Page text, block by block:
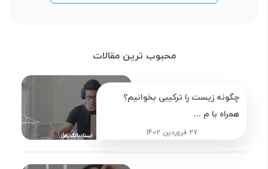
محبوب ترین مقالات
چگونه زیست را ترکیبی بخوانیم؟
همراه با م ...
27 فروردین 1402